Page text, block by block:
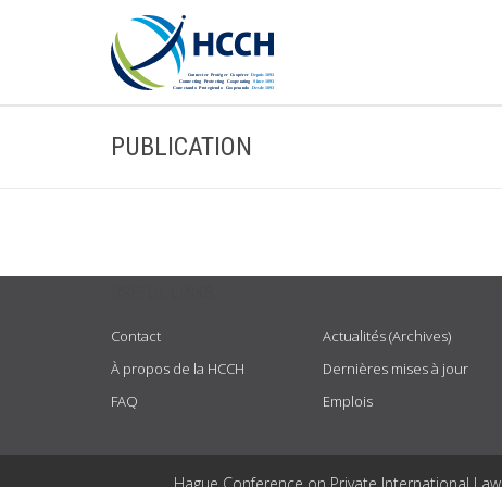
PUBLICATION
Contact
À propos de la HCCH
FAQ
Actualités (Archives)
Dernières mises à jour
Emplois